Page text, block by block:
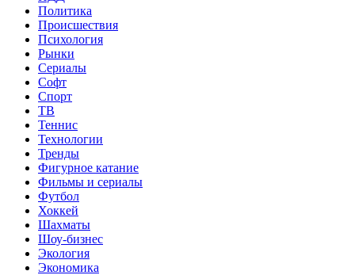
Политика
Происшествия
Психология
Рынки
Сериалы
Софт
Спорт
ТВ
Теннис
Технологии
Тренды
Фигурное катание
Фильмы и сериалы
Футбол
Хоккей
Шахматы
Шоу-бизнес
Экология
Экономика